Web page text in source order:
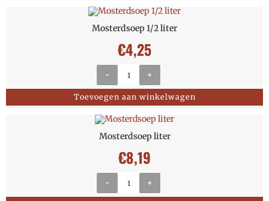
Mosterdsoep 1/2 liter
€4,25
- +
Toevoegen aan winkelwagen
Mosterdsoep liter
€8,19
- +